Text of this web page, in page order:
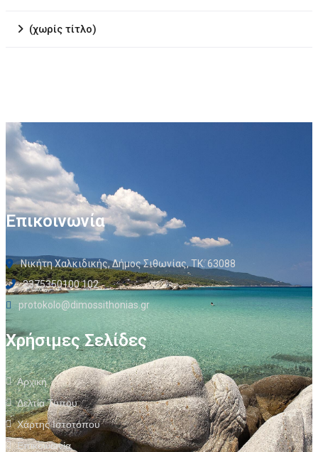
(χωρίς τίτλο)
Επικοινωνία
Νικήτη Χαλκιδικής, Δήμος Σιθωνίας, ΤΚ: 63088
2375350100 102
protokolo@dimossithonias.gr
Χρήσιμες Σελίδες
Αρχική
Δελτία Τύπου
Χάρτης Ιστοτόπου
Επικοινωνία